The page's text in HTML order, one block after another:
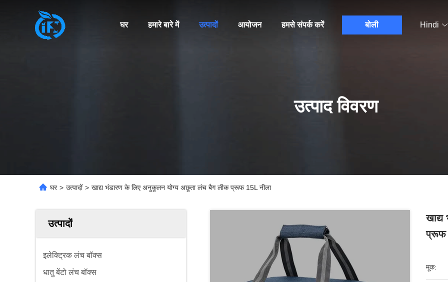
घर हमारे बारे में उत्पादों आयोजन हमसे संपर्क करें बोली Hindi
उत्पाद विवरण
घर > उत्पादों > खाद्य भंडारण के लिए अनुकूलन योग्य अछूता लंच बैग लीक प्रूफ 15L नीला
उत्पादों
इलेक्ट्रिक लंच बॉक्स
धातु बेंटो लंच बॉक्स
प्रूफ
मूक: